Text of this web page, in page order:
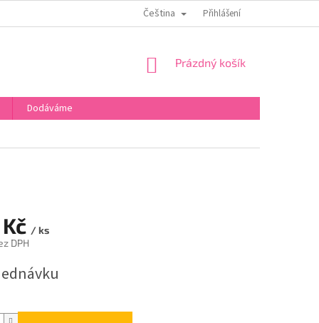
PODMÍNKY OCHRANY OSOBNÍCH ÚDAJŮ
Čeština Přihlášení
NÁKUPNÍ
Prázdný košík
Dodáváme
/ ks
DPH